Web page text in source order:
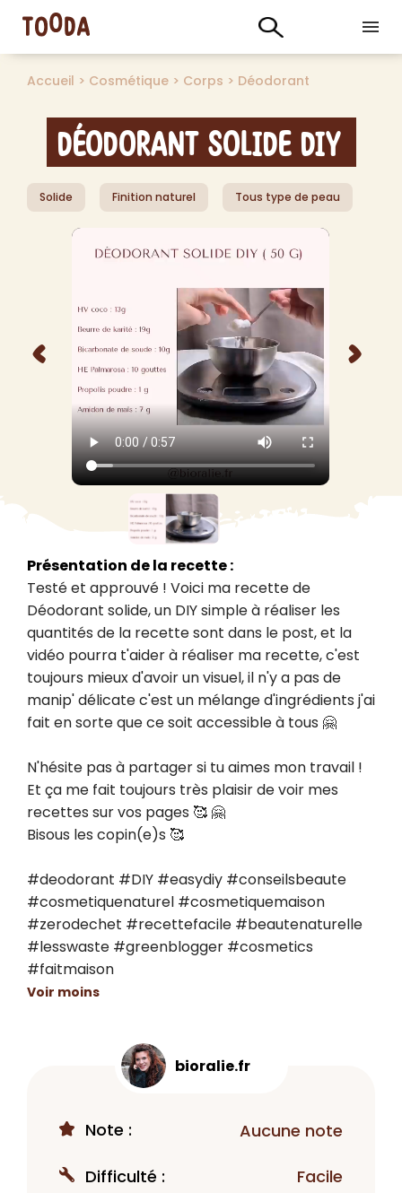
Accueil > Cosmétique > Corps > Déodorant
Déodorant solide DIY
Solide Finition naturel Tous type de peau
< >
Présentation de la recette :
Testé et approuvé ! Voici ma recette de
Déodorant solide, un DIY simple à réaliser les
quantités de la recette sont dans le post, et la
vidéo pourra t'aider à réaliser ma recette, c'est
toujours mieux d'avoir un visuel, il n'y a pas de
manip' délicate c'est un mélange d'ingrédients j'ai
fait en sorte que ce soit accessible à tous 🤗
N'hésite pas à partager si tu aimes mon travail !
Et ça me fait toujours très plaisir de voir mes
recettes sur vos pages 🥰 🤗
Bisous les copin(e)s 🥰
#deodorant #DIY #easydiy #conseilsbeaute
#cosmetiquenaturel #cosmetiquemaison
#zerodechet #recettefacile #beautenaturelle
#lesswaste #greenblogger #cosmetics
#faitmaison
Voir moins
bioralie.fr
Note : Aucune note
Difficulté : Facile